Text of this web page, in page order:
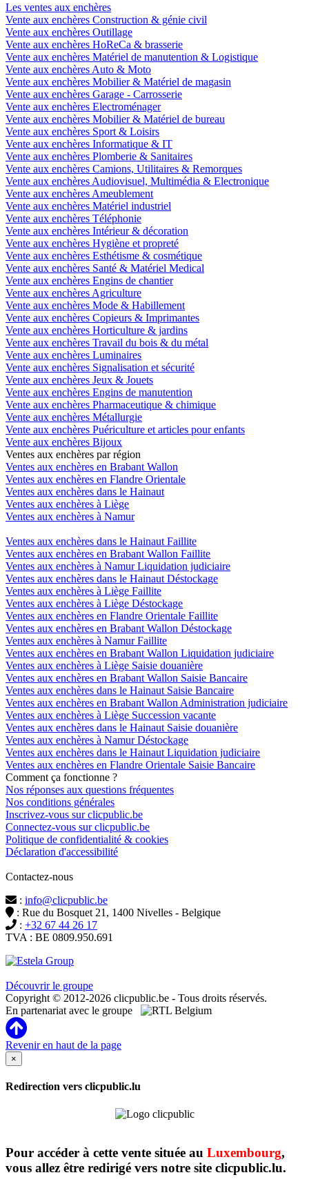
Les ventes aux enchères
Vente aux enchères Construction & génie civil
Vente aux enchères Outillage
Vente aux enchères HoReCa & brasserie
Vente aux enchères Matériel de manutention & Logistique
Vente aux enchères Auto & Moto
Vente aux enchères Mobilier & Matériel de magasin
Vente aux enchères Garage - Carrosserie
Vente aux enchères Electroménager
Vente aux enchères Mobilier & Matériel de bureau
Vente aux enchères Sport & Loisirs
Vente aux enchères Informatique & IT
Vente aux enchères Plomberie & Sanitaires
Vente aux enchères Camions, Utilitaires & Remorques
Vente aux enchères Audiovisuel, Multimédia & Electronique
Vente aux enchères Ameublement
Vente aux enchères Matériel industriel
Vente aux enchères Téléphonie
Vente aux enchères Intérieur & décoration
Vente aux enchères Hygiène et propreté
Vente aux enchères Esthétisme & cosmétique
Vente aux enchères Santé & Matériel Medical
Vente aux enchères Engins de chantier
Vente aux enchères Agriculture
Vente aux enchères Mode & Habillement
Vente aux enchères Copieurs & Imprimantes
Vente aux enchères Horticulture & jardins
Vente aux enchères Travail du bois & du métal
Vente aux enchères Luminaires
Vente aux enchères Signalisation et sécurité
Vente aux enchères Jeux & Jouets
Vente aux enchères Engins de manutention
Vente aux enchères Pharmaceutique & chimique
Vente aux enchères Métallurgie
Vente aux enchères Puériculture et articles pour enfants
Vente aux enchères Bijoux
Ventes aux enchères par région
Ventes aux enchères en Brabant Wallon
Ventes aux enchères en Flandre Orientale
Ventes aux enchères dans le Hainaut
Ventes aux enchères à Liège
Ventes aux enchères à Namur
Ventes aux enchères dans le Hainaut Faillite
Ventes aux enchères en Brabant Wallon Faillite
Ventes aux enchères à Namur Liquidation judiciaire
Ventes aux enchères dans le Hainaut Déstockage
Ventes aux enchères à Liège Faillite
Ventes aux enchères à Liège Déstockage
Ventes aux enchères en Flandre Orientale Faillite
Ventes aux enchères en Brabant Wallon Déstockage
Ventes aux enchères à Namur Faillite
Ventes aux enchères en Brabant Wallon Liquidation judiciaire
Ventes aux enchères à Liège Saisie douanière
Ventes aux enchères en Brabant Wallon Saisie Bancaire
Ventes aux enchères dans le Hainaut Saisie Bancaire
Ventes aux enchères en Brabant Wallon Administration judiciaire
Ventes aux enchères à Liège Succession vacante
Ventes aux enchères dans le Hainaut Saisie douanière
Ventes aux enchères à Namur Déstockage
Ventes aux enchères dans le Hainaut Liquidation judiciaire
Ventes aux enchères en Flandre Orientale Saisie Bancaire
Comment ça fonctionne ?
Nos réponses aux questions fréquentes
Nos conditions générales
Inscrivez-vous sur clicpublic.be
Connectez-vous sur clicpublic.be
Politique de confidentialité & cookies
Déclaration d'accessibilité
Contactez-nous
: info@clicpublic.be
: Rue du Bosquet 21, 1400 Nivelles - Belgique
: +32 67 44 26 17
TVA : BE 0809.950.691
Découvrir le groupe
Copyright © 2012-2026 clicpublic.be - Tous droits réservés.
En partenariat avec le groupe
Revenir en haut de la page
×
Redirection vers clicpublic.lu
Pour accéder à cette vente située au Luxembourg,
vous allez être redirigé vers notre site clicpublic.lu.